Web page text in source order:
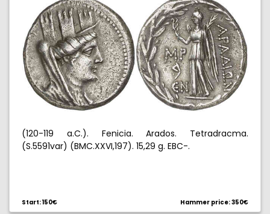
(120-119 a.C.). Fenicia. Arados. Tetradracma.
(S.5591var) (BMC.XXVI,197). 15,29 g. EBC-.
Start: 150€ Hammer price: 350€